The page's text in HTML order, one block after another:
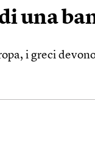
una
i greci